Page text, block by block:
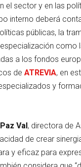
el sector y en las
interno deberá
públicas, la
como
a los fondos
de ATREVIA, en
y
Paz Val, directora de
de crear
y eficaz para